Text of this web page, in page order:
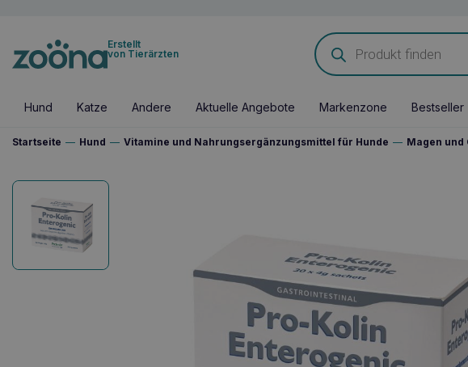
Erstellt
von Tierärzten
Products
search
Hund Katze Andere Aktuelle Angebote Markenzone Bestseller
Startseite — Hund — Vitamine und Nahrungsergänzungsmittel für Hunde — Magen und